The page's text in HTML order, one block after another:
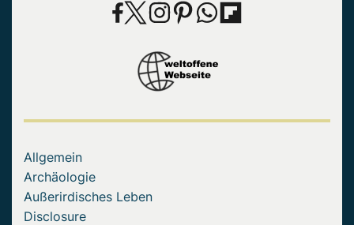
Allgemein
Archäologie
Außerirdisches Leben
Disclosure